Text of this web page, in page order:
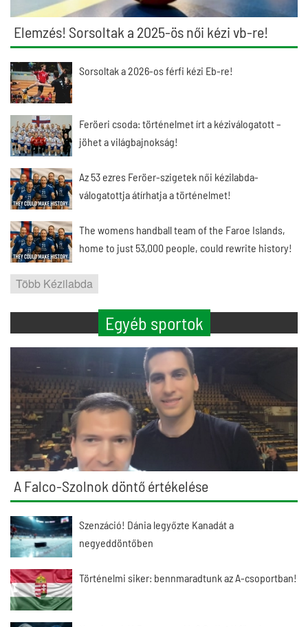
Elemzés! Sorsoltak a 2025-ös női kézi vb-re!
Sorsoltak a 2026-os férfi kézi Eb-re!
Feröeri csoda: történelmet írt a kéziválogatott –
jöhet a világbajnokság!
Az 53 ezres Feröer-szigetek női kézilabda-
válogatottja átírhatja a történelmet!
The womens handball team of the Faroe Islands,
home to just 53,000 people, could rewrite history!
Több Kézilabda
Egyéb sportok
A Falco-Szolnok döntő értékelése
Szenzáció! Dánia legyőzte Kanadát a
negyeddöntőben
Történelmi siker: bennmaradtunk az A-csoportban!